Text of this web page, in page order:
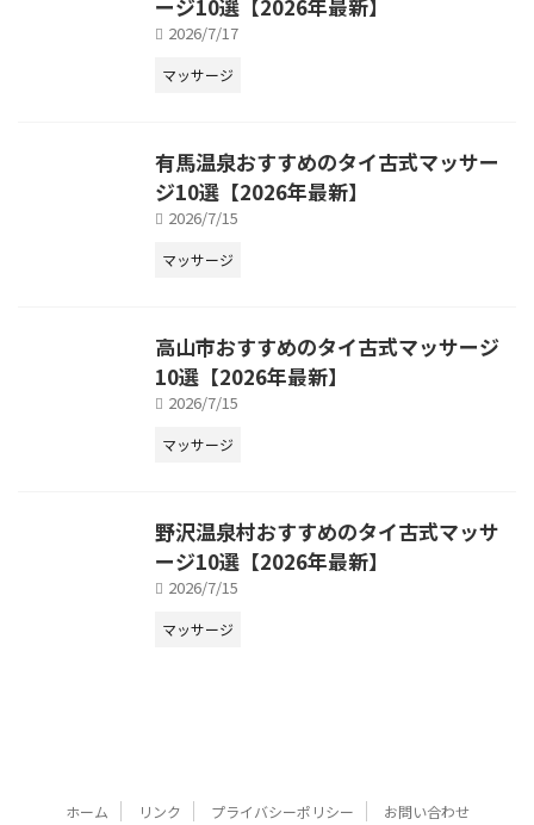
ージ10選【2026年最新】
2026/7/17
マッサージ
有馬温泉おすすめのタイ古式マッサー
ジ10選【2026年最新】
2026/7/15
マッサージ
高山市おすすめのタイ古式マッサージ
10選【2026年最新】
2026/7/15
マッサージ
野沢温泉村おすすめのタイ古式マッサ
ージ10選【2026年最新】
2026/7/15
マッサージ
ホーム リンク プライバシーポリシー お問い合わせ